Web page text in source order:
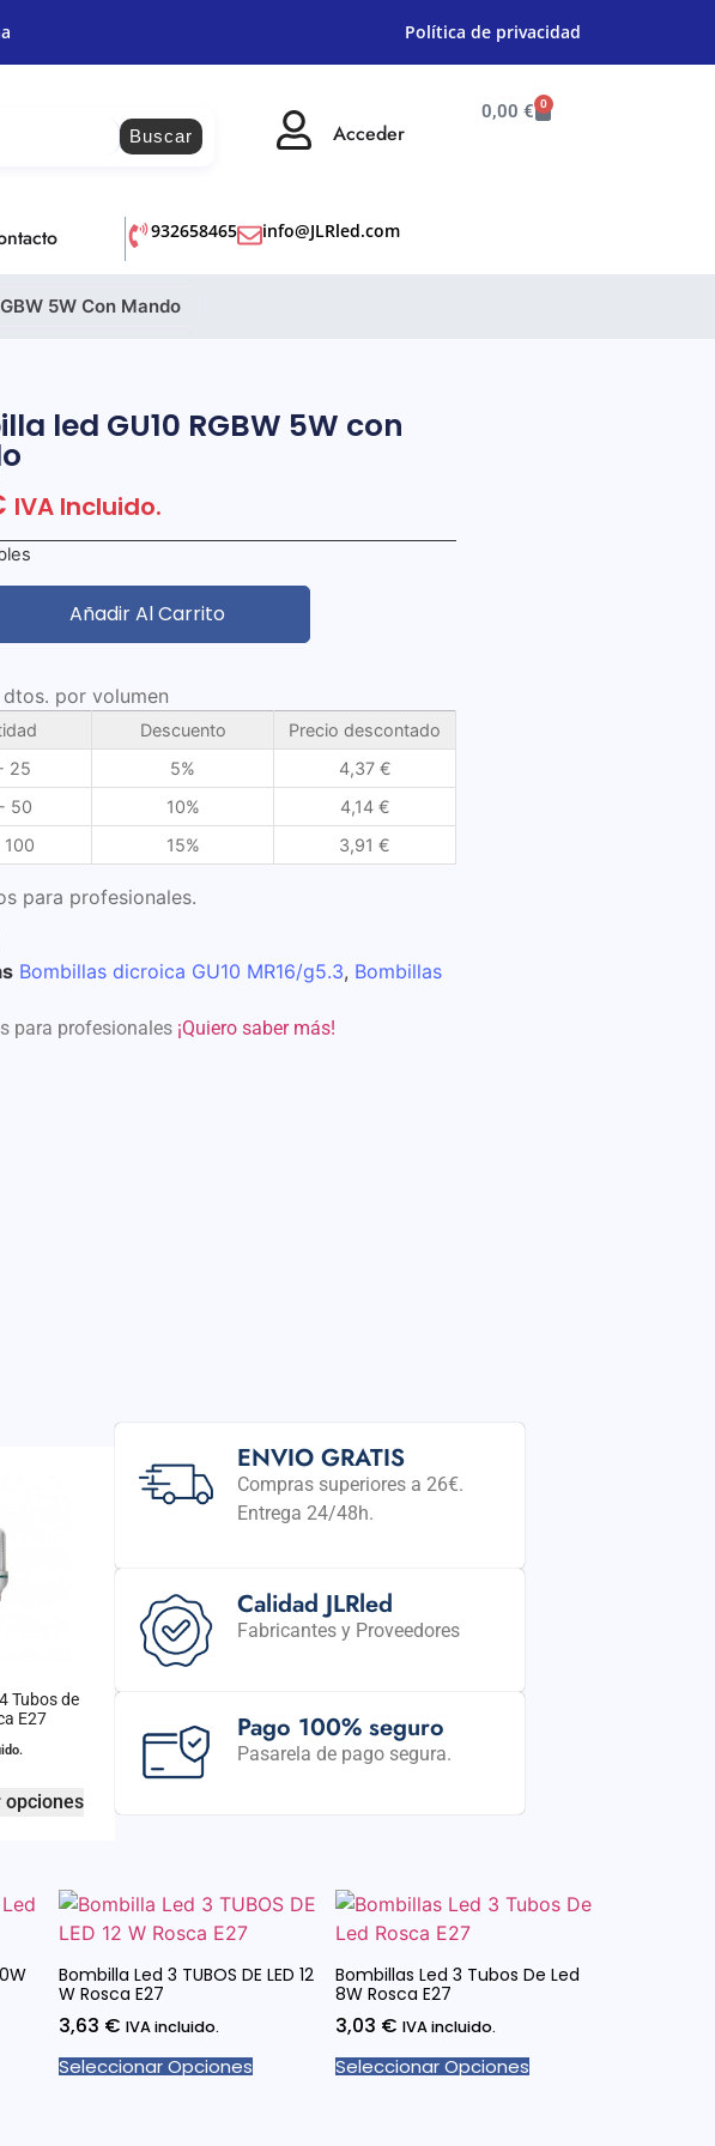
Política de privacidad
Buscar Acceder
0,00 € 0
932658465 info@JLRled.com
5W Con Mando
led GU10 RGBW 5W con
IVA Incluido.
Añadir Al Carrito
por volumen
Descuento
Precio descontado
25
5% 4,37 €
50
10% 4,14 €
100
15% 3,91 €
para profesionales.
Bombillas dicroica GU10 MR16/g5.3, Bombillas
para profesionales ¡Quiero saber más!
Tubos de
E27
opciones
ENVIO GRATIS
Compras superiores a 26€.
Entrega 24/48h.
Calidad JLRled
Fabricantes y Proveedores
Pago 100% seguro
Pasarela de pago segura.
Bombilla Led 3 TUBOS DE LED 12
W Rosca E27
3,63 € IVA incluido.
Seleccionar Opciones
Bombillas Led 3 Tubos De Led
8W Rosca E27
3,03 € IVA incluido.
Seleccionar Opciones